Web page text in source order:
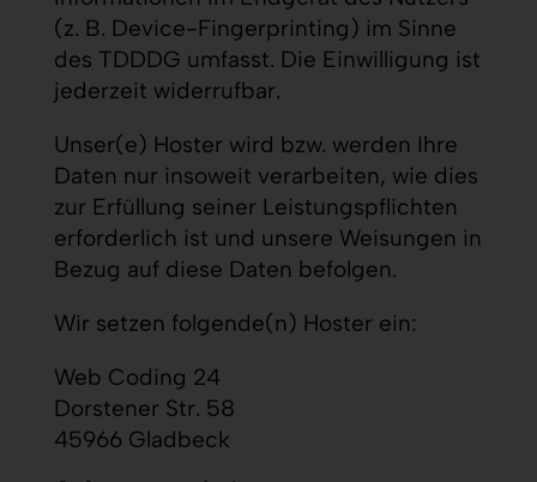
(z. B. Device-Fingerprinting) im Sinne
des TDDDG umfasst. Die Einwilligung ist
jederzeit widerrufbar.
Unser(e) Hoster wird bzw. werden Ihre
Daten nur insoweit verarbeiten, wie dies
zur Erfüllung seiner Leistungspflichten
erforderlich ist und unsere Weisungen in
Bezug auf diese Daten befolgen.
Wir setzen folgende(n) Hoster ein:
Web Coding 24
Dorstener Str. 58
45966 Gladbeck